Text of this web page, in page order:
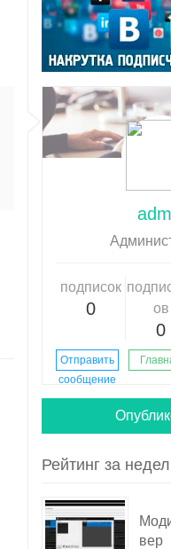
подписок
0
ов
0
Отправить
сообщение
Рейтинг за
вер